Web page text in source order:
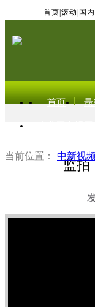
首页 滚动 国内
首页 最
当前位置： 中新视频
监拍